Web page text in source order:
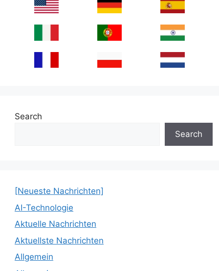
Search
Search
[Neueste Nachrichten]
AI-Technologie
Aktuelle Nachrichten
Aktuellste Nachrichten
Allgemein